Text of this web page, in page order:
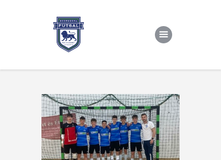
Rólunk/TAO
Eredmények, csapat
Hírek
Kapcsolat